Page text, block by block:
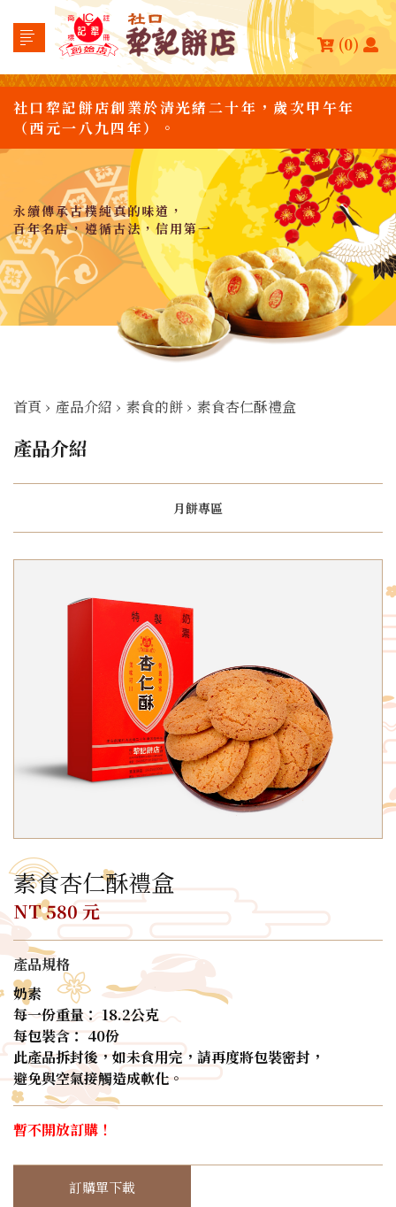
(0)
社口犂記餅店創業於清光緒二十年，歲次甲午年
（西元一八九四年）。
永續傳承古樸純真的味道，
百年名店，遵循古法，信用第一
首頁 › 產品介紹 › 素食的餅 › 素食杏仁酥禮盒
產品介紹
月餅專區
素食杏仁酥禮盒
NT 580 元
產品規格
奶素
每一份重量： 18.2公克
每包裝含： 40份
此產品拆封後，如未食用完，請再度將包裝密封，
避免與空氣接觸造成軟化。
暫不開放訂購！
訂購單下載